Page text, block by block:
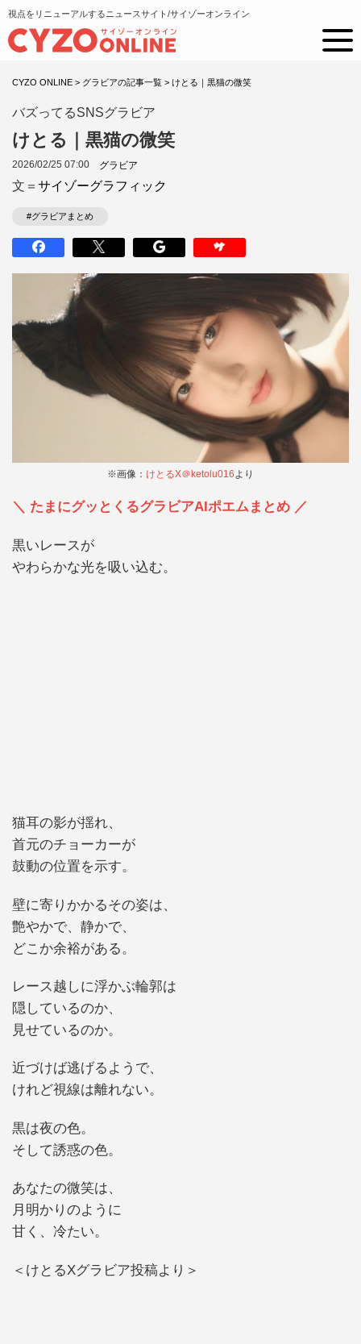
視点をリニューアルするニュースサイト/サイゾーオンライン
CYZO ONLINE > グラビアの記事一覧 > けとる｜黒猫の微笑
バズってるSNSグラビア
けとる｜黒猫の微笑
2026/02/25 07:00 グラビア
文＝ サイゾーグラフィック
#グラビアまとめ
※画像： けとるX＠ketolu016より
＼ たまにグッとくるグラビアAIポエムまとめ ／
黒いレースが
やわらかな光を吸い込む。
猫耳の影が揺れ、
首元のチョーカーが
鼓動の位置を示す。
壁に寄りかかるその姿は、
艶やかで、静かで、
どこか余裕がある。
レース越しに浮かぶ輪郭は
隠しているのか、
見せているのか。
近づけば逃げるようで、
けれど視線は離れない。
黒は夜の色。
そして誘惑の色。
あなたの微笑は、
月明かりのように
甘く、冷たい。
＜けとるXグラビア投稿より＞